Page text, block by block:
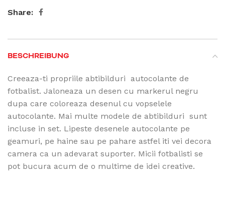
Share:
BESCHREIBUNG
Creeaza-ti propriile abtibilduri autocolante de
fotbalist. Jaloneaza un desen cu markerul negru
dupa care coloreaza desenul cu vopselele
autocolante. Mai multe modele de abtibilduri sunt
incluse in set. Lipeste desenele autocolante pe
geamuri, pe haine sau pe pahare astfel iti vei decora
camera ca un adevarat suporter. Micii fotbalisti se
pot bucura acum de o multime de idei creative.